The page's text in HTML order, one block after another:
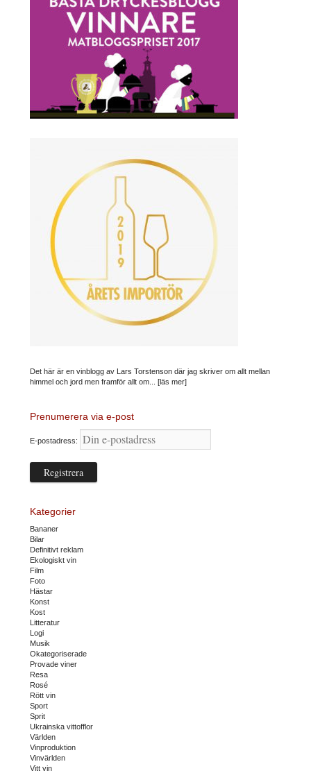
Det här är en vinblogg av Lars Torstenson där jag skriver om allt mellan
himmel och jord men framför allt om... [läs mer]
Prenumerera via e-post
E-postadress:
Kategorier
Bananer
Bilar
Definitivt reklam
Ekologiskt vin
Film
Foto
Hästar
Konst
Kost
Litteratur
Logi
Musik
Okategoriserade
Provade viner
Resa
Rosé
Rött vin
Sport
Sprit
Ukrainska vittofflor
Världen
Vinproduktion
Vinvärlden
Vitt vin